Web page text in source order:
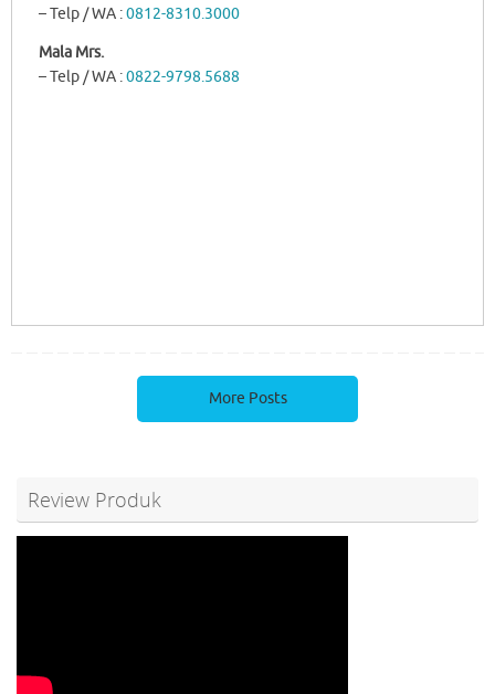
– Telp / WA :0812-8310.3000
Mala Mrs.
– Telp / WA :0822-9798.5688
More Posts
Review Produk